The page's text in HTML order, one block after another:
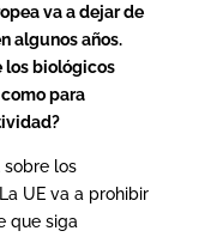
va a dejar de
algunos años.
los biológicos
para
sobre los
UE va a prohibir
que siga